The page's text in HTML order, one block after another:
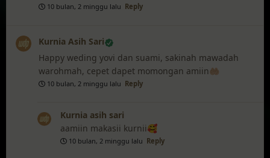
10 bulan, 2 minggu lalu Reply
Kurnia Asih Sari
Happy weding yovi dan suami, sakinah mawadah
warohmah, cepet dapet momongan amiin🤲🏼
10 bulan, 2 minggu lalu Reply
Kurnia asih sari
aamiin makasii kurnii🥰
10 bulan, 2 minggu lalu Reply